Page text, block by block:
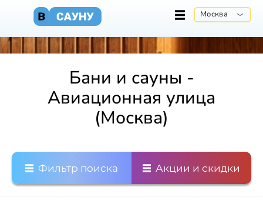
Москва
Бани и сауны -
Авиационная улица
(Москва)
Фильтр поиска Акции и скидки